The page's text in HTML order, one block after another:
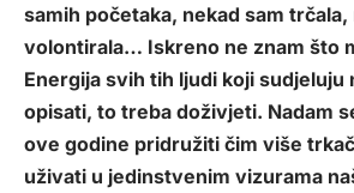
samih početaka, nekad sam trčala,
volontirala… Iskreno ne znam što
Energija svih tih ljudi koji sudjeluju
opisati, to treba doživjeti. Nadam
ove godine pridružiti čim više
uživati u jedinstvenim vizurama